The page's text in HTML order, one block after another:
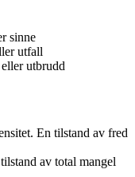
sinne
utfall
utbrudd
En tilstand av fred
av total mangel